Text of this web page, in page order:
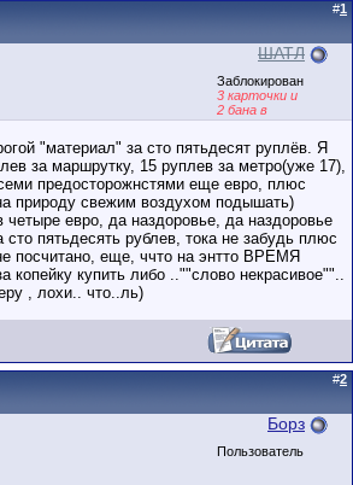
#1
ШАТЛ
Заблокирован
3 карточки и
2 бана в
послужном
"материал" за сто пятьдесят руплёв. Я
за маршрутку, 15 руплев за метро(уже 17),
предосторожнстями еще евро, плюс
природу свежим воздухом подышать)
четыре евро, да наздоровье, да наздоровье
пятьдесять рублев, тока не забудь плюс
посчитано, еще, ччто на энтто ВРЕМЯ
копейку купить либо ..""слово некрасивое""..
, лохи.. что..ль)
#2
Борз
Пользователь